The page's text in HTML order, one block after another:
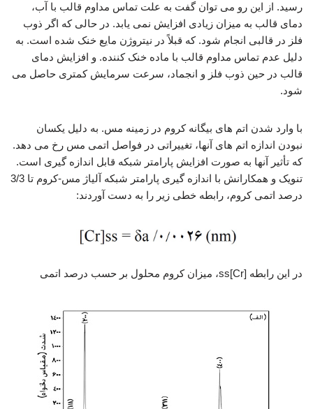
رسید. از این رو می توان گفت به علت تماس مداوم قالب با آب،
دمای قالب به میزان زیادی افزایش نمی یابد. در حالی که اگر ذوب
فلز در قالبی انجام شود. که قبلاً در نیتروژن مایع خنک شده است. به
دلیل عدم تماس مداوم قالب با ماده خنک کننده. و افزایش دمای
قالب در حین ذوب فلز و انجماد، سرعت سرمایش کمتری حاصل می
شود.
با وارد شدن اتم های بیگانه کروم در زمینه مس. به دلیل یکسان
نبودن اندازه اتم های آنها، تغییراتی در فواصل اتمی مس رخ می دهد.
که تأثیر آنها به صورت افزایش پارامتر شبکه قابل اندازه گیری است.
تنویک و همکارانش با اندازه گیری پارامتر شبکه آلیاژ مس-کروم تا 3/3
درصد اتمی کروم، رابطه خطی زیر را به دست آوردند:
در این رابطه [Cr]ss، میزان کروم محلول بر حسب درصد اتمی